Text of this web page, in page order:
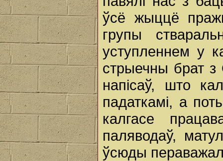
ўсё жыццё
групы
уступленнем у
стрыечны брат
напісаў, што
падаткамі, а
калгасе
паляводаў,
ўсюды